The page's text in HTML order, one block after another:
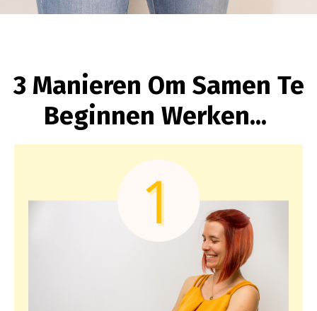
3 Manieren Om Samen Te
Beginnen Werken...